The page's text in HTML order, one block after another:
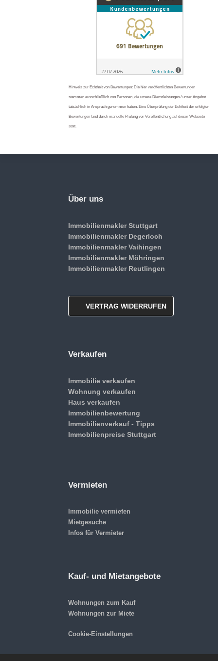
Hinweis zur Echtheit von Bewertungen: Die hier veröffentlichten Bewertungen
stammen ausschließlich von Personen, die unsere Dienstleistungen / unser Angebot
tatsächlich in Anspruch genommen haben. Eine Überprüfung der Echtheit der erfolgten
Bewertungen fand durch manuelle Prüfung vor Veröffentlichung auf dieser Webseite
statt.
Über uns
Immobilienmakler Stuttgart
Immobilienmakler Degerloch
Immobilienmakler Vaihingen
Immobilienmakler Möhringen
Immobilienmakler Reutlingen
VERTRAG WIDERRUFEN
Verkaufen
Immobilie verkaufen
Wohnung verkaufen
Haus verkaufen
Immobilienbewertung
Immobilienverkauf - Tipps
Immobilienpreise Stuttgart
Vermieten
Immobilie vermieten
Mietgesuche
Infos für Vermieter
Kauf- und Mietangebote
Wohnungen zum Kauf
Wohnungen zur Miete
Cookie-Einstellungen